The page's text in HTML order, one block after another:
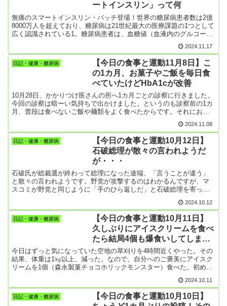
ートインスリン」って何
無痛のスマートインスリン・パッチ登場！世界の糖尿病患者数は2億
8000万人を超えており、糖尿病は21世紀最大の医療課題の1つとして
広く認識されている1。糖尿病患者は、血糖値（血液内のグルコース
切な量のインスリン（血糖降下作用のあるホルモン）を皮下注射し
なければならない2。この血糖値の調節法は、軽微ながらも痛みを伴
い煩わしいだけでなく、正確さに欠ける上、差し迫った生理的要求
に応じたインスリン投与量を厳密に調節しなければ深刻な問題が起
こり得るなどの欠点があるため、改善が求められてきた3。このたび
ノースカロライナ大学チャペルヒル校（米国）のJicheng Yuらは、
血糖値が上昇するとインスリンを放出するグルコース応答性マイク
ロニードルパッチを開発し、Proceedings of the National Academy
of Sciences 2015年7月7日号で報告した4。このパッチには多くの微
細な針（マイクロニードル）が取り付けられているが、皮膚に貼付
しても痛くないという。血糖値上昇に応じて自動的にインスリンを
放出するグルコー...
2024.11.17
日記・健康・糖尿病
【今日の食事と運動11月8日】こ
の1カ月、お菓子やご飯を毎日食
べていたけどHbA1cが改善
10月28日、かかりつけ医さんの所へ1カ月ごとの診察に行きました。
今回の診察は暗ーい気持ちで出かけました。というのも診察前の1カ
月、普段は食べないご飯や麺類をよく食べたからです。それにおや
ろが何と6.9に改善していたのです。これまで食事の際にはご飯やパ
ン類の炭水化物をなるべく食べないようにしていたけど、この1カ月
はほぼ毎日食べるようになり、おまけに甘いお菓子などおやつも毎
日食べるようになりました。ただ、散歩はほぼ毎日1万歩をかかさ
ず、他に農作業とか体をよく動かしていました。僕の農作業は鍬1本
だけなので、思いっきり体力を使います。それが良かったんです
ね。でも食べた菓子パンやアイスクリームのカロリーを運動で消費
するのは大変です。アイスクリームを一度に3個も食べたことが何度
もあるけど、とても消費することなんかできない。診察から1週間ほ
どたったけど、ケーキを食べてからの運動の大変さを思うと、少し
だけ食べるのを我慢できている。
2024.11.08
日記・健康・糖尿病
【今日の食事と運動10月12日】
石破総理が散々の言われようだ
が・・・
石破氏が総裁選が終わって総理になった途端、「言うことが違う」
と散々の言われようです。野党が攻撃するのはわかるんですが、マ
スコミが野党と同じように「手のひら返しだ」と石破総理を寄って
からといって、いきなり自分の思い通りに物事を進めることができ
るわけないもの。自民党国会議員の多くが石破氏以外を支持してい
るんだから、どうしようもない。もう少し時間を与えて見守っても
いいんじゃないかな。少なくとも金権・派閥政治の安倍元総理とは
違うんだから。ワイド番組を見ていてもマスコミもポピュリズムの
極みだと思う。視聴率を稼がないといけないのはわかるけど、批判
すべきはマスコミ自身ではないのかな。【朝食】糖尿病対策〇・麻
婆豆腐…昨夜の残り・野菜類と目玉焼き昨日食べたアイスクリーム4
個、どうしたら無かったことにできるかな。それで、昨夜は9時半過
ぎになってから気を奮い立たせて散歩に出た。1万歩越え！
2024.10.12
日記・健康・糖尿病
【今日の食事と運動10月11日】
久しぶりにアイスクリームを食べ
たら結局4個も爆食いしてしまっ
た
今日はずっと気になっていた空地の草刈りを4時間近くやった。その
結果、体重は1㎏以上、減った。なので、自分へのご褒美にアイスク
リームを1個（森永製菓チョコホリックモンスター）食べた。初めて
ともう止まらなくなって、ジャンボチョコモナカと他のやつ、計4個
も食べてしまった。合計カロリー数は、1200㎉以上。何てこった。
折角、草刈りでいい汗をかいたのに。ただストレス食いの面も大い
2024.10.11
日記・健康・糖尿病
【今日の食事と運動10月10日】